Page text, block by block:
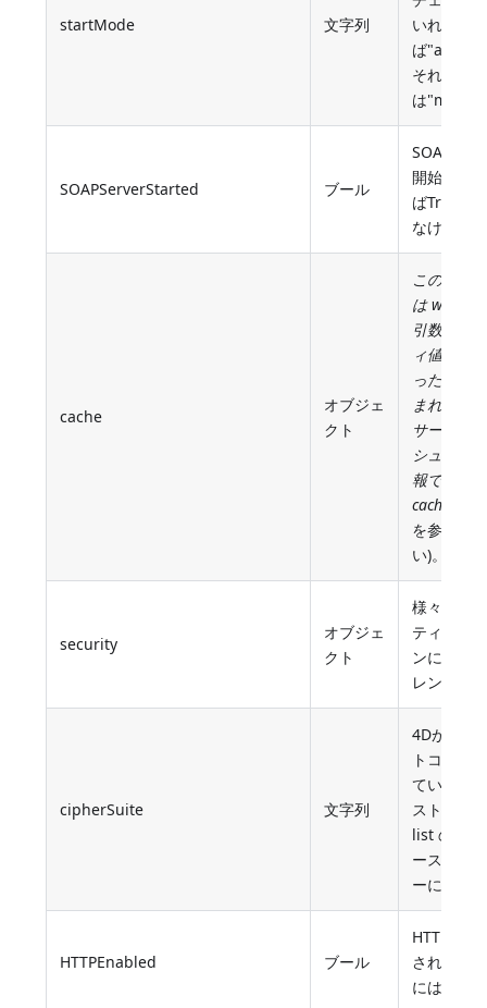
startMode 文字列
いれ
ば
それ以外
は
SOAPServerStarted ブール
SOAPサ
開始され
ばTrue、
なければ
cache
オブジェ
クト
このプロ
は
引数のプ
ィ値が
った場合
まれます
サーバー
シュの中
報です(以
cacheプロ
を参照し
い)。
security
オブジェ
クト
様々なセ
ティのオ
ンについ
レントの
cipherSuite 文字列
4Dが安全
トコルに
ている暗
スト(SSL
list のデ
ースパラ
ーに対応
HTTPEnabled ブール
HTTP が
されてい
にはTrue